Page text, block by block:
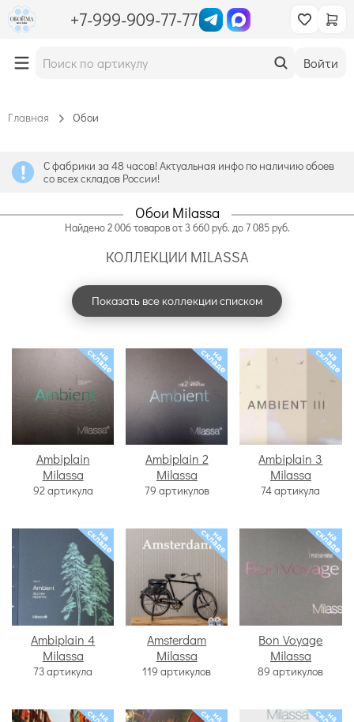
+7-999-909-77-77
Войти
Главная Обои
С фабрики за 48 часов! Актуальная инфо по наличию обоев
со всех складов России!
Обои Milassa
Найдено 2 006 товаров от 3 660 руб. до 7 085 руб.
КОЛЛЕКЦИИ MILASSA
Показать все коллекции списком
Ambiplain
Milassa
92 артикула
Ambiplain 2
Milassa
79 артикулов
Ambiplain 3
Milassa
74 артикула
Ambiplain 4
Milassa
73 артикула
Amsterdam
Milassa
119 артикулов
Bon Voyage
Milassa
89 артикулов